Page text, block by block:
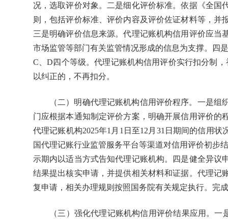
况，选取评价对象。二是细化评价标准。依据《全
则，包括评价标准、评价内容及评价佐证材料等，
三是明确评价信息来源。代理记账机构信用评价应
市场监管等部门有关监管情况形成的信息为支撑。四
C、D四个等级。代理记账机构信用评价实行扣分制
以纠正的，不再扣分。
（二）明确代理记账机构信用评价程序。一是组
门应根据本通知制定评价方案，明确开展信用评价
代理记账机构2025年1月1日至12月31日期间的信用
国代理记账行业监管服务平台等渠道对信用评价初步
示期内以适当方式告知代理记账机构。四是健全异
结果提出核实申请，并提供相关材料和证据。代理记
复申请，相关办理规则按照国务院有关规定执行。完
（三）强化代理记账机构信用评价结果应用。一